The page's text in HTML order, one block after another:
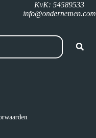
KvK: 54589533
info@ondernemen.com